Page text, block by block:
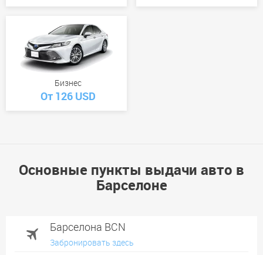
Бизнес
От 126 USD
Основные пункты выдачи авто в
Барселоне
Барселона BCN
Забронировать здесь